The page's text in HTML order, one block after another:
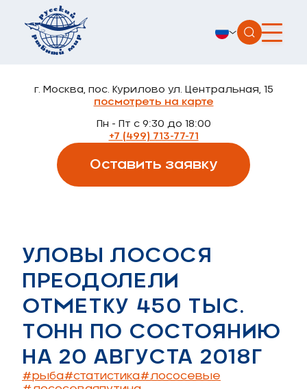
г. Москва, пос. Курилово ул. Центральная, 15
посмотреть на карте
Пн - Пт с 9:30 до 18:00
+7 (499) 713-77-71
Оставить заявку
УЛОВЫ ЛОСОСЯ
ПРЕОДОЛЕЛИ
ОТМЕТКУ 450 ТЫС.
ТОНН ПО СОСТОЯНИЮ
НА 20 АВГУСТА 2018Г
#рыба#статистика#лососевые